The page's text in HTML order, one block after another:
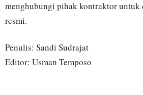
menghubungi pihak kontraktor untuk
resmi.
Penulis: Sandi Sudrajat
Editor: Usman Temposo